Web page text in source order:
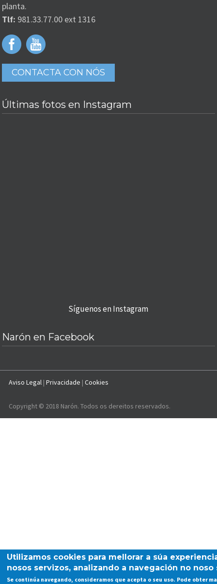
planta.
Tlf: 981.33.77.00 ext 1316
CONTACTA CON NÓS
Últimas fotos en Instagram
Síguenos en Instagram
Narón en Facebook
Aviso Legal| Privacidade | Cookies
Copyright © 2018 Narón. Todos os dereitos reservados.
Utilizamos cookies para mellorar a súa
nosos servizos, analizando a navegación no noso
Se continúa navegando, consideramos que acepta o seu uso. Pode obter